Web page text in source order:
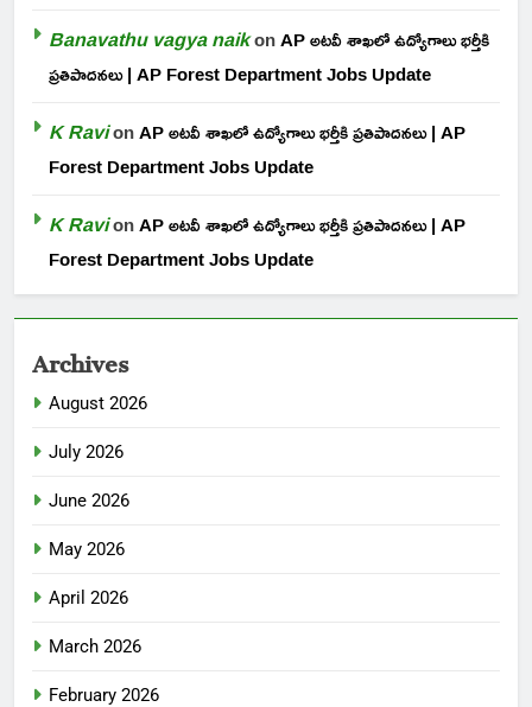
Banavathu vagya naikonAP అటవీ శాఖలో ఉద్యోగాలు భర్తీకి
ప్రతిపాదనలు | AP Forest Department Jobs Update
K RavionAP అటవీ శాఖలో ఉద్యోగాలు భర్తీకి ప్రతిపాదనలు | AP
Forest Department Jobs Update
K RavionAP అటవీ శాఖలో ఉద్యోగాలు భర్తీకి ప్రతిపాదనలు | AP
Forest Department Jobs Update
Archives
August 2026
July 2026
June 2026
May 2026
April 2026
March 2026
February 2026